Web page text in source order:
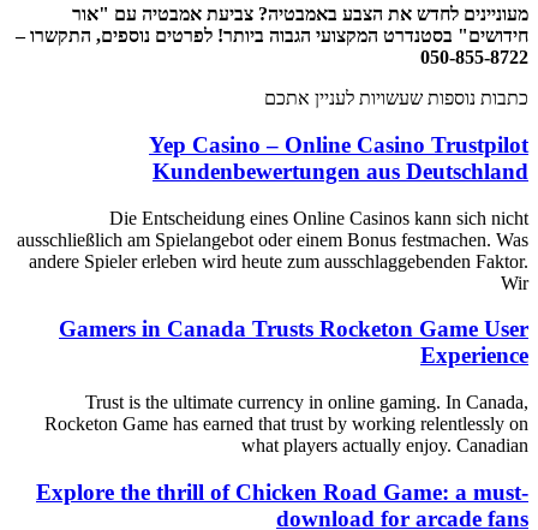
מעוניינים לחדש את הצבע באמבטיה? צביעת אמבטיה עם "אור
חידושים" בסטנדרט המקצועי הגבוה ביותר! לפרטים נוספים, התקשרו –
050-855-8722
כתבות נוספות שעשויות לעניין אתכם
Yep Casino – Online Casino Trustpilot
Kundenbewertungen aus Deutschland
Die Entscheidung eines Online Casinos kann sich nicht
ausschließlich am Spielangebot oder einem Bonus festmachen. Was
andere Spieler erleben wird heute zum ausschlaggebenden Faktor.
Wir
Gamers in Canada Trusts Rocketon Game User
Experience
Trust is the ultimate currency in online gaming. In Canada,
Rocketon Game has earned that trust by working relentlessly on
what players actually enjoy. Canadian
Explore the thrill of Chicken Road Game: a must-
download for arcade fans